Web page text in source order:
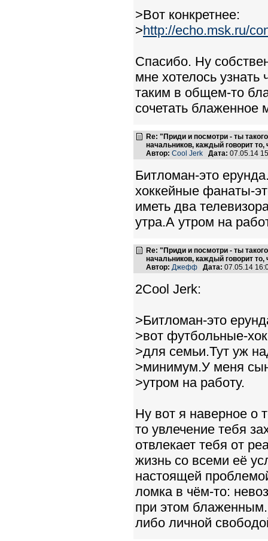
>Вот конкретнее:
>http://echo.msk.ru/
Спасибо. Ну
мне хотелось
таким в общем-то
сочетать блаженное
Re: "Приди и посмотри - ты
начальников, каждый говорит то,
Автор: Cool Jerk Дата: 07.05.14
Битломан-это
хоккейные фанаты-
иметь два
утра.А утром на
Re: "Приди и посмотри - ты
начальников, каждый говорит то,
Автор: Джефф Дата: 07.05.14
2Cool Jerk:
>Битломан-это
>вот футбольные-
>для семьи.Тут уж
>минимум.У меня
>утром на работу.
Ну вот я наверное о
то увлечение тебя
отвлекает тебя от
жизнь со всеми её
настоящей
ломка в чём-то:
при этом блаженным.
либо личной